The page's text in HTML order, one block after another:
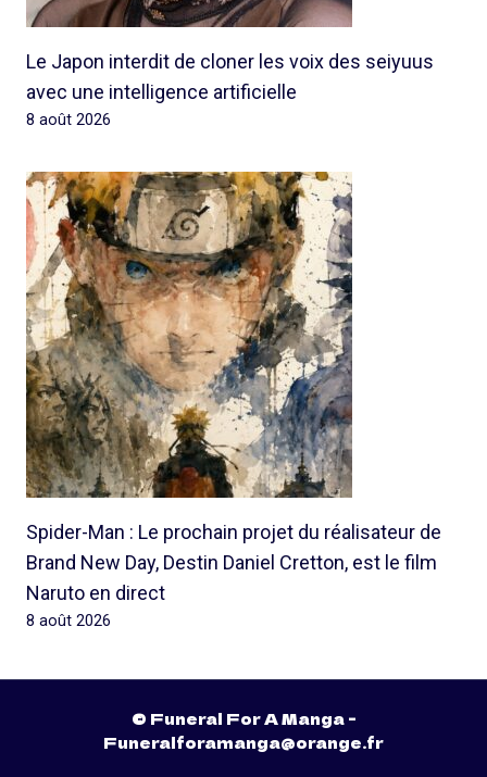
Le Japon interdit de cloner les voix des seiyuus
avec une intelligence artificielle
8 août 2026
Spider-Man : Le prochain projet du réalisateur de
Brand New Day, Destin Daniel Cretton, est le film
Naruto en direct
8 août 2026
© Funeral For A Manga -
Funeralforamanga@orange.fr